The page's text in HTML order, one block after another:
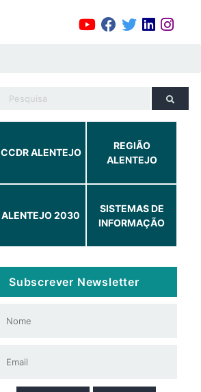
CCDR ALENTEJO
REGIÃO
ALENTEJO
ALENTEJO 2030
SISTEMAS DE
INFORMAÇÃO
Subscrever Newsletter